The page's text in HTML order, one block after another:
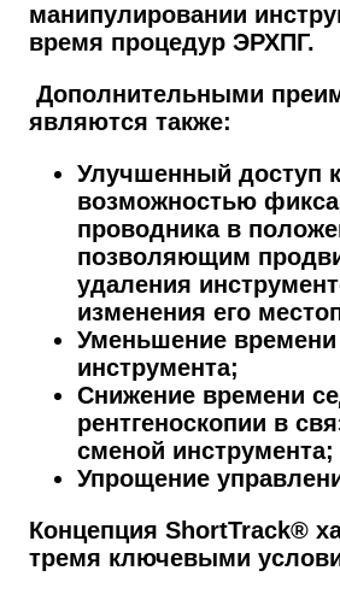
манипулировании
время процедур ЭРХПГ.
Дополнительными
являются также:
Улучшенный доступ
возможностью
проводника в
позволяющим
удаления
изменения его
Уменьшение
инструмента;
Снижение времени
рентгеноскопии в
сменой инструмента;
Упрощение
Концепция ShortTrack®
тремя ключевыми